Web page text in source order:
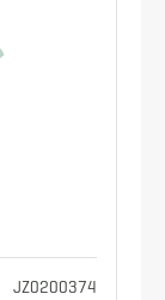
JZ0200374